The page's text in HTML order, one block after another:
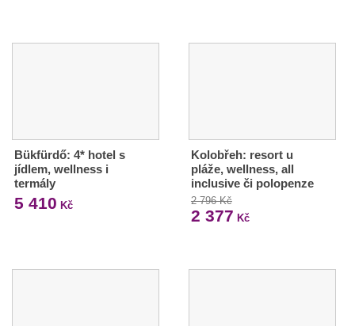
Bükfürdő: 4* hotel s
jídlem, wellness i
termály
5 410 Kč
Kolobřeh: resort u
pláže, wellness, all
inclusive či polopenze
2 796 Kč
2 377 Kč